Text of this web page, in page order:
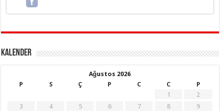
KALENDER
Ağustos 2026
P
S Ç P C C
P
1
2
3
4 5 6 7 8
9